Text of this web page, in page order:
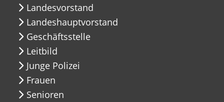
Landesvorstand
Landeshauptvorstand
Geschäftsstelle
Leitbild
Junge Polizei
Frauen
Senioren